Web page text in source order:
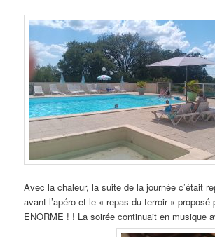
Avec la chaleur, la suite de la journée c’était
avant l’apéro et le « repas du terroir » proposé
ENORME ! ! La soirée continuait en musique